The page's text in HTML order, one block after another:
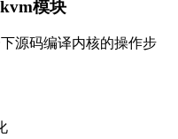
模块
源码编译内核的操作步